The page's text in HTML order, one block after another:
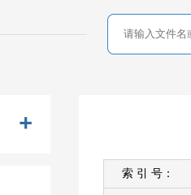
索 引 号：